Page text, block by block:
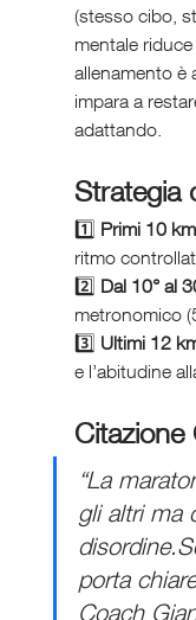
(stesso cibo,
mentale
allenamento è
impara a
adattando.
Strategia
1️⃣ Primi 10
ritmo
2️⃣ Dal 10° al
metronomico
3️⃣ Ultimi 12
e l’abitudine
Citazione
“La
gli altri ma
porta
Coach